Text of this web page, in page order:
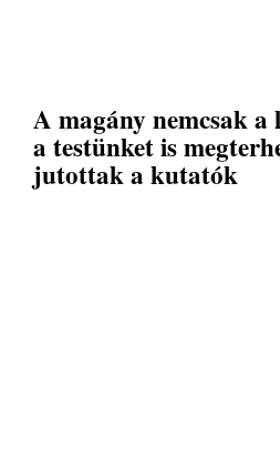
A magány nemcsak
a testünket is
jutottak a kutatók